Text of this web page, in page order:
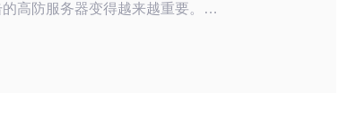
高防服务器变得越来越重要。日